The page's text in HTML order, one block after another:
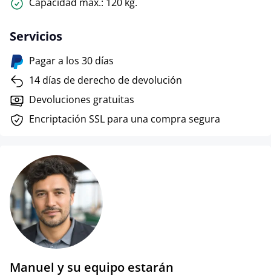
Servicios
Pagar a los 30 días
14 días de derecho de devolución
Devoluciones gratuitas
Encriptación SSL para una compra segura
Manuel y su equipo estarán